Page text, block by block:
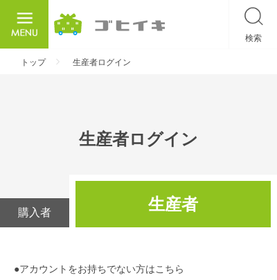
検索
トップ 生産者ログイン
生産者ログイン
購入者 生産者
●アカウントをお持ちでない方はこちら